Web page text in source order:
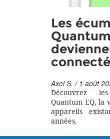
Les
Quantum
Axel S. / 1 août
Découvrez
Quantum EQ, la
appareils
années.